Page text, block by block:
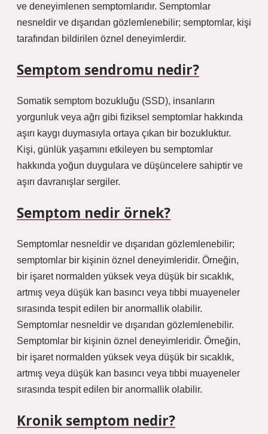
ve deneyimlenen semptomlarıdır. Semptomlar
nesneldir ve dışarıdan gözlemlenebilir; semptomlar, kişi
tarafından bildirilen öznel deneyimlerdir.
Semptom sendromu nedir?
Somatik semptom bozukluğu (SSD), insanların
yorgunluk veya ağrı gibi fiziksel semptomlar hakkında
aşırı kaygı duymasıyla ortaya çıkan bir bozukluktur.
Kişi, günlük yaşamını etkileyen bu semptomlar
hakkında yoğun duygulara ve düşüncelere sahiptir ve
aşırı davranışlar sergiler.
Semptom nedir örnek?
Semptomlar nesneldir ve dışarıdan gözlemlenebilir;
semptomlar bir kişinin öznel deneyimleridir. Örneğin,
bir işaret normalden yüksek veya düşük bir sıcaklık,
artmış veya düşük kan basıncı veya tıbbi muayeneler
sırasında tespit edilen bir anormallik olabilir.
Semptomlar nesneldir ve dışarıdan gözlemlenebilir.
Semptomlar bir kişinin öznel deneyimleridir. Örneğin,
bir işaret normalden yüksek veya düşük bir sıcaklık,
artmış veya düşük kan basıncı veya tıbbi muayeneler
sırasında tespit edilen bir anormallik olabilir.
Kronik semptom nedir?